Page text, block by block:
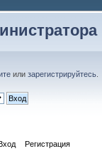
или зарегистрируйтесь
Регистрация